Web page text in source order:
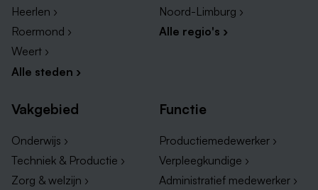
Heerlen ›
Roermond ›
Weert ›
Alle steden ›
Noord-Limburg ›
Alle regio's ›
Vakgebied
Onderwijs ›
Techniek & Productie ›
Zorg & welzijn ›
Functie
Productiemedewerker ›
Verpleegkundige ›
Administratief medewerker ›